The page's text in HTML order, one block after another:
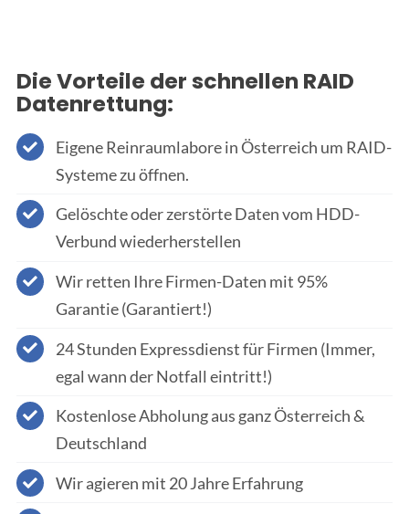
Die Vorteile der schnellen RAID
Datenrettung:
Eigene Reinraumlabore in Österreich um RAID-
Systeme zu öffnen.
Gelöschte oder zerstörte Daten vom HDD-
Verbund wiederherstellen
Wir retten Ihre Firmen-Daten mit 95%
Garantie (Garantiert!)
24 Stunden Expressdienst für Firmen (Immer,
egal wann der Notfall eintritt!)
Kostenlose Abholung aus ganz Österreich &
Deutschland
Wir agieren mit 20 Jahre Erfahrung